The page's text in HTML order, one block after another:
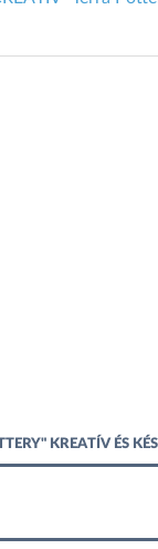
KREATÍV ÉS